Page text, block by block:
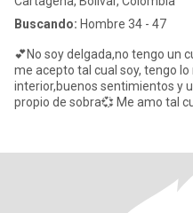
Buscando: Hombre 34 - 47
💕No soy delgada,no tengo un
me acepto tal cual soy, tengo
interior,buenos sentimientos y
propio de sobra💞 Me amo tal